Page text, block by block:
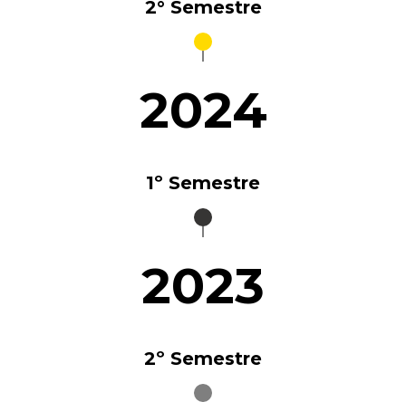
2° Semestre
2024
1º Semestre
2023
2º Semestre